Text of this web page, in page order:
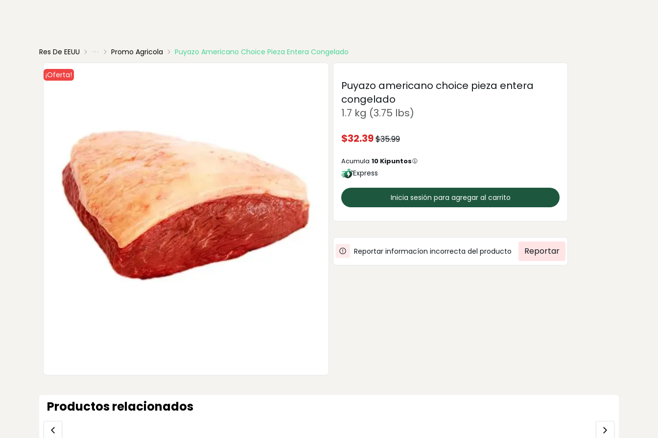
Res De EEUU Promo Agricola Puyazo Americano Choice Pieza Entera Congelado
¡Oferta!
Puyazo americano choice pieza entera
congelado
1.7 kg (3.75 lbs)
$32.39$35.99
Acumula 10 Kipuntos
Express
Inicia sesión para agregar al carrito
Reportar informacíon incorrecta del producto Reportar
Productos relacionados